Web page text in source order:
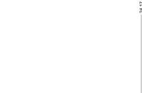
voorzien van licht/elektra,
overkapping waar u handig